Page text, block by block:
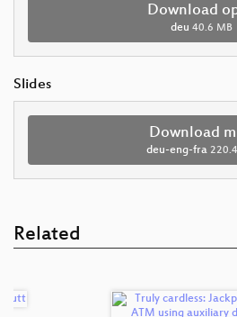
Download
deu 40.6 MB
Slides
Download
deu-eng-fra
Related